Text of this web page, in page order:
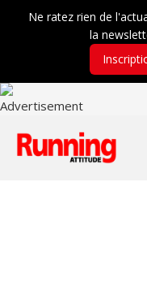
Ne ratez rien de
la